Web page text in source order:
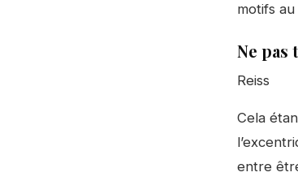
motifs
Ne pas
Reiss
Cela
entre